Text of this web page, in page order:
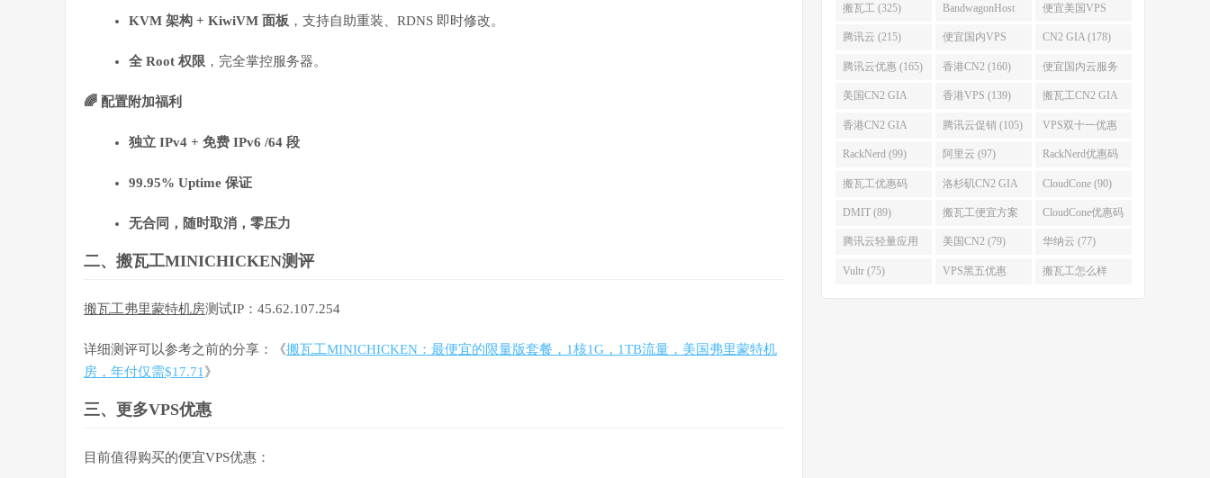
KVM 架构 + KiwiVM 面板 ，支持自助重装、RDNS 即时修改。
全 Root 权限 ，完全掌控服务器。
🌈 配置附加福利
独立 IPv4 + 免费 IPv6 /64 段
99.95% Uptime 保证
无合同，随时取消，零压力
二、搬瓦工MINICHICKEN测评
搬瓦工弗里蒙特机房测试IP：45.62.107.254
详细测评可以参考之前的分享：《搬瓦工MINICHICKEN：最便宜的限量版套餐，1核1G，1TB流量，美国弗里蒙特机
房，年付仅需$17.71》
三、更多VPS优惠
目前值得购买的便宜VPS优惠：
搬瓦工 (325) BandwagonHost
(223)
便宜美国VPS
(222)
腾讯云 (215) 便宜国内VPS
(184)
CN2 GIA (178)
腾讯云优惠 (165) 香港CN2 (160) 便宜国内云服务
器 (152)
美国CN2 GIA
(141)
香港VPS (139) 搬瓦工CN2 GIA
(118)
香港CN2 GIA
(111)
腾讯云促销 (105) VPS双十一优惠
(102)
RackNerd (99) 阿里云 (97) RackNerd优惠码
(93)
搬瓦工优惠码
(92)
洛杉矶CN2 GIA
(92)
CloudCone (90)
DMIT (89) 搬瓦工便宜方案
(86)
CloudCone优惠码
(82)
腾讯云轻量应用
服务器 (82)
美国CN2 (79) 华纳云 (77)
Vultr (75) VPS黑五优惠 搬瓦工怎么样